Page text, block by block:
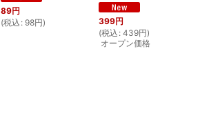
89円
(税込 : 98円) 399円
(税込 : 439円)
オープン価格